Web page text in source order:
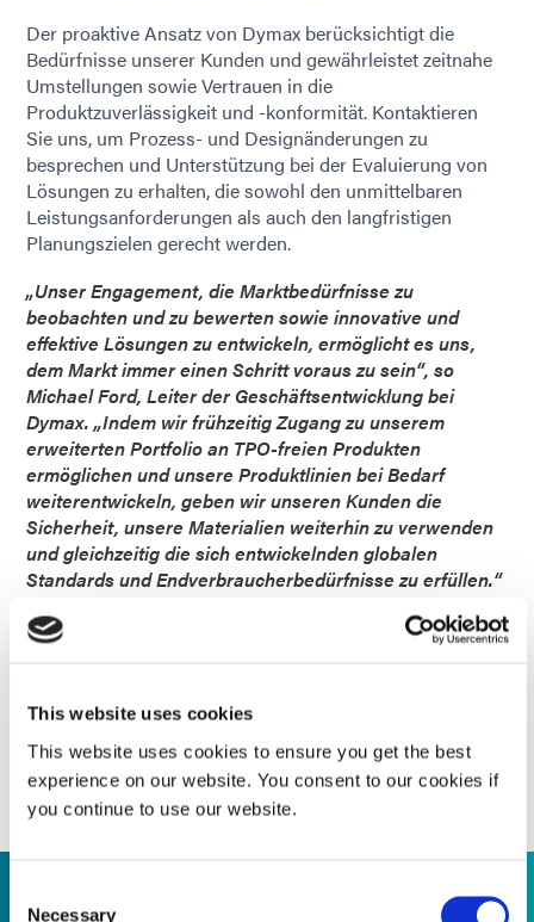
This website uses cookies
This website uses cookies to ensure you get the best
experience on our website. You consent to our cookies if
you continue to use our website.
Necessary
Der proaktive Ansatz von Dymax berücksichtigt die
Bedürfnisse unserer Kunden und gewährleistet zeitnahe
Umstellungen sowie Vertrauen in die
Produktzuverlässigkeit und -konformität. Kontaktieren
Sie uns, um Prozess- und Designänderungen zu
besprechen und Unterstützung bei der Evaluierung von
Lösungen zu erhalten, die sowohl den unmittelbaren
Leistungsanforderungen als auch den langfristigen
Planungszielen gerecht werden.
„Unser Engagement, die Marktbedürfnisse zu
beobachten und zu bewerten sowie innovative und
effektive Lösungen zu entwickeln, ermöglicht es uns,
dem Markt immer einen Schritt voraus zu sein“, so
Michael Ford, Leiter der Geschäftsentwicklung bei
Dymax. „Indem wir frühzeitig Zugang zu unserem
erweiterten Portfolio an TPO-freien Produkten
ermöglichen und unsere Produktlinien bei Bedarf
weiterentwickeln, geben wir unseren Kunden die
Sicherheit, unsere Materialien weiterhin zu verwenden
und gleichzeitig die sich entwickelnden globalen
Standards und Endverbraucherbedürfnisse zu erfüllen.“
Kontaktieren Sie Dymax noch heute, um mehr über
unsere TPO-freien Klebstofflösungen zu erfahren und wie
Vorschriften unterstützen können.
KONTAKTIEREN SIE NOCH HEUTE UNSER
ANWENDUNGS- UND PROZESSSUPPORTTEAM!